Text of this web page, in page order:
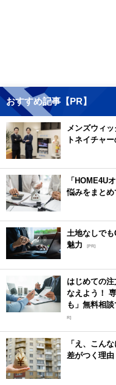
おすすめ記事【PR】
メンズウィ
トネイチャ
「HOME4U
悩みをまとめ
土地なしで
魅力
[PR]
はじめての
なえよう！
も」無料相
R]
「え、こん
差がつく理由